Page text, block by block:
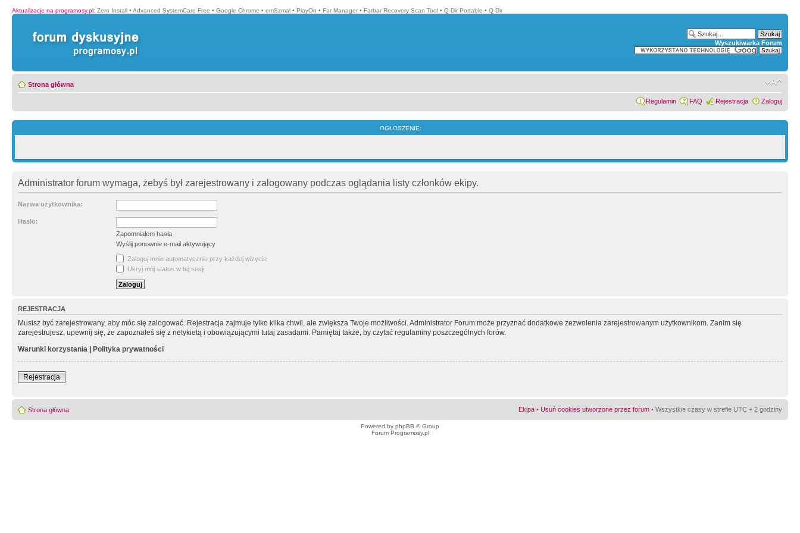
Aktualizacje na programosy.pl: Zero Install • Advanced SystemCare Free • Google Chrome • emSzmal • PlayOn • Far Manager • Farbar Recovery Scan Tool • Q-Dir Portable • Q-Dir
Wyszukiwarka Forum
Strona główna
Regulamin FAQ Rejestracja Zaloguj
OGŁOSZENIE:
Administrator forum wymaga, żebyś był zarejestrowany i zalogowany podczas oglądania listy członków ekipy.
Nazwa użytkownika:
Hasło:
Zapomniałem hasła
Wyślij ponownie e-mail aktywujący
Zaloguj mnie automatycznie przy każdej wizycie
Ukryj mój status w tej sesji
REJESTRACJA
Musisz być zarejestrowany, aby móc się zalogować. Rejestracja zajmuje tylko kilka chwil, ale zwiększa Twoje możliwości. Administrator Forum może przyznać dodatkowe zezwolenia zarejestrowanym użytkownikom. Zanim się
zarejestrujesz, upewnij się, że zapoznałeś się z netykietą i obowiązującymi tutaj zasadami. Pamiętaj także, by czytać regulaminy poszczególnych forów.
Warunki korzystania | Polityka prywatności
Rejestracja
Strona główna Ekipa • Usuń cookies utworzone przez forum • Wszystkie czasy w strefie UTC + 2 godziny
Powered by phpBB © Group
Forum Programosy.pl